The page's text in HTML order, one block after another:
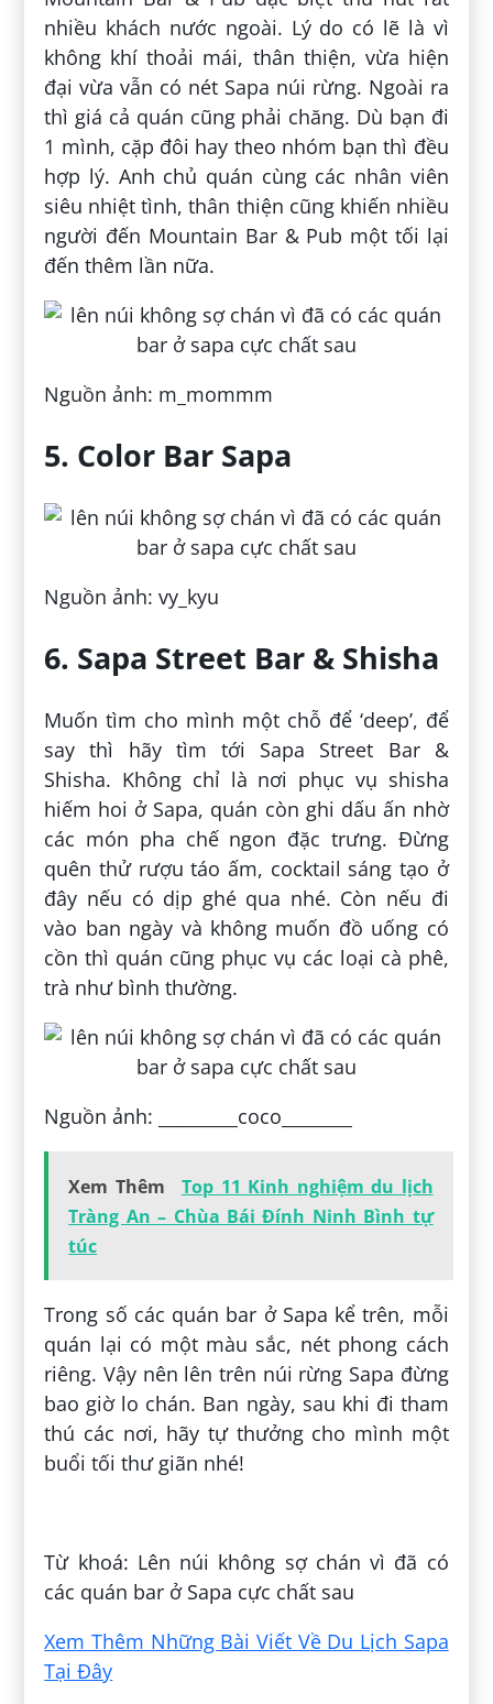
nhiều khách nước ngoài. Lý do có lẽ là vì
không khí thoải mái, thân thiện, vừa hiện
đại vừa vẫn có nét Sapa núi rừng. Ngoài ra
thì giá cả quán cũng phải chăng. Dù bạn đi
1 mình, cặp đôi hay theo nhóm bạn thì đều
hợp lý. Anh chủ quán cùng các nhân viên
siêu nhiệt tình, thân thiện cũng khiến nhiều
người đến Mountain Bar & Pub một tối lại
đến thêm lần nữa.
Nguồn ảnh: m_mommm
5. Color Bar Sapa
Nguồn ảnh: vy_kyu
6. Sapa Street Bar & Shisha
Muốn tìm cho mình một chỗ để ‘deep’, để
say thì hãy tìm tới Sapa Street Bar &
Shisha. Không chỉ là nơi phục vụ shisha
hiếm hoi ở Sapa, quán còn ghi dấu ấn nhờ
các món pha chế ngon đặc trưng. Đừng
quên thử rượu táo ấm, cocktail sáng tạo ở
đây nếu có dịp ghé qua nhé. Còn nếu đi
vào ban ngày và không muốn đồ uống có
cồn thì quán cũng phục vụ các loại cà phê,
trà như bình thường.
Nguồn ảnh: _________coco________
Xem Thêm
Top 11 Kinh nghiệm du lịch
Tràng An – Chùa Bái Đính Ninh Bình tự
túc
Trong số các quán bar ở Sapa kể trên, mỗi
quán lại có một màu sắc, nét phong cách
riêng. Vậy nên lên trên núi rừng Sapa đừng
bao giờ lo chán. Ban ngày, sau khi đi tham
thú các nơi, hãy tự thưởng cho mình một
buổi tối thư giãn nhé!
Từ khoá: Lên núi không sợ chán vì đã có
các quán bar ở Sapa cực chất sau
Xem Thêm Những Bài Viết Về Du Lịch Sapa
Tại Đây